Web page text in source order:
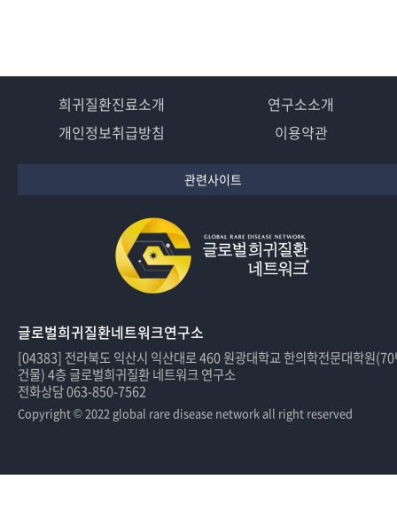
희귀질환진료소개
연구소소개
개인정보취급방침
이용약관
관련사이트
글로벌희귀질환네트워크연구소
[04383] 전라북도 익산시 익산대로 460 원광대학교 한의학전문대학원
건물) 4층 글로벌희귀질환 네트워크 연구소
전화상담 063-850-7562
Copyright © 2022 global rare disease network all right reserved